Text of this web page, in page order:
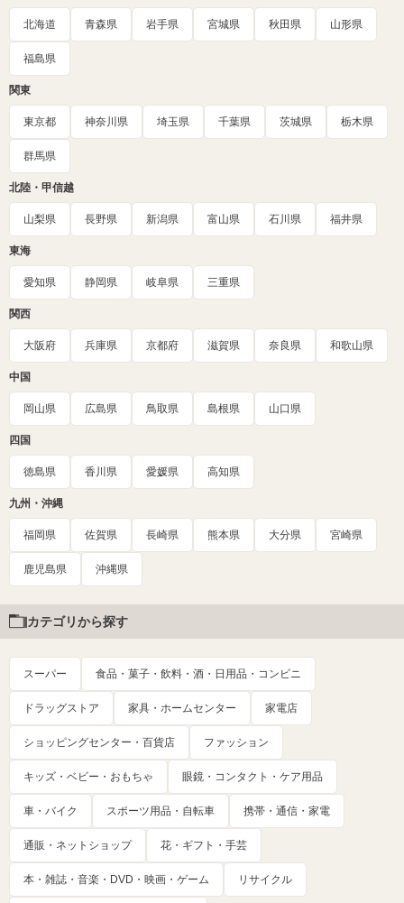
北海道 青森県 岩手県 宮城県 秋田県 山形県
福島県
関東
東京都 神奈川県 埼玉県 千葉県 茨城県 栃木県
群馬県
北陸・甲信越
山梨県 長野県 新潟県 富山県 石川県 福井県
東海
愛知県 静岡県 岐阜県 三重県
関西
大阪府 兵庫県 京都府 滋賀県 奈良県 和歌山県
中国
岡山県 広島県 鳥取県 島根県 山口県
四国
徳島県 香川県 愛媛県 高知県
九州・沖縄
福岡県 佐賀県 長崎県 熊本県 大分県 宮崎県
鹿児島県 沖縄県
カテゴリから探す
スーパー 食品・菓子・飲料・酒・日用品・コンビニ
ドラッグストア 家具・ホームセンター 家電店
ショッピングセンター・百貨店 ファッション
キッズ・ベビー・おもちゃ 眼鏡・コンタクト・ケア用品
車・バイク スポーツ用品・自転車 携帯・通信・家電
通販・ネットショップ 花・ギフト・手芸
本・雑誌・音楽・DVD・映画・ゲーム リサイクル